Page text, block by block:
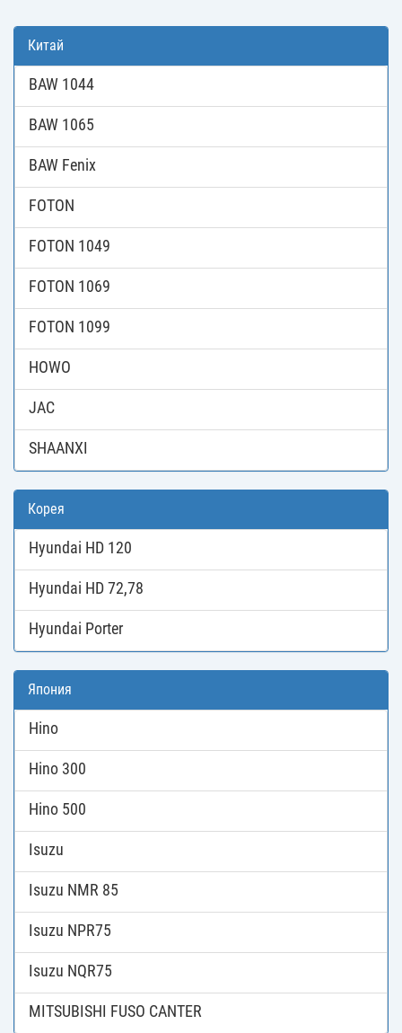
Китай
BAW 1044
BAW 1065
BAW Fenix
FOTON
FOTON 1049
FOTON 1069
FOTON 1099
HOWO
JAC
SHAANXI
Корея
Hyundai HD 120
Hyundai HD 72,78
Hyundai Porter
Япония
Hino
Hino 300
Hino 500
Isuzu
Isuzu NMR 85
Isuzu NPR75
Isuzu NQR75
MITSUBISHI FUSO CANTER